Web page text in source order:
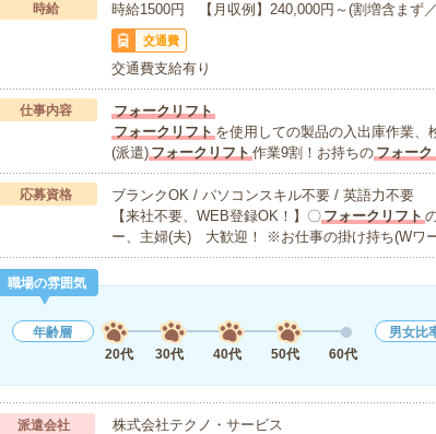
時給 時給1500円 【月収例】240,000円～(割増含まず
交通費
交通費支給有り
仕事内容
フォークリフト
フォークリフトを使用しての製品の入出庫作業、
(派遣)フォークリフト作業9割！お持ちのフォーク
応募資格
ブランクOK / パソコンスキル不要 / 英語力不要
【来社不要、WEB登録OK！】〇フォークリフト
ー、主婦(夫) 大歓迎！ ※お仕事の掛け持ち(Wワ
職場の雰囲気
年齢層
20代
30代 40代 50代 60代
男女比
派遣会社 株式会社テクノ・サービス